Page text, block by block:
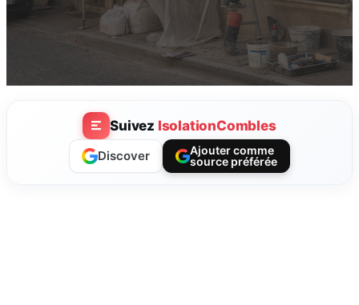
Suivez IsolationCombles
Discover
Ajouter comme
source préférée